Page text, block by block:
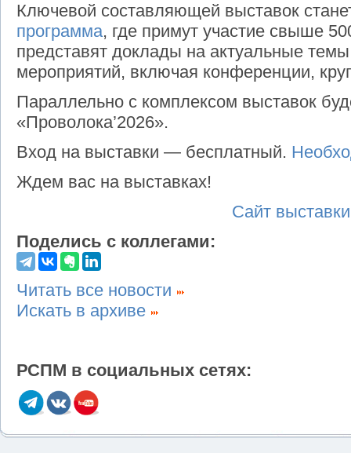
Ключевой составляющей выставок
программа, где примут участие свыше
представят доклады на актуальные
мероприятий, включая конференции,
Параллельно с комплексом выставок
«Проволока’2026».
Вход на выставки — бесплатный.
Ждем вас на выставках!
Сайт
Поделись с коллегами:
Читать все новости
Искать в архиве
РСПМ в социальных сетях: